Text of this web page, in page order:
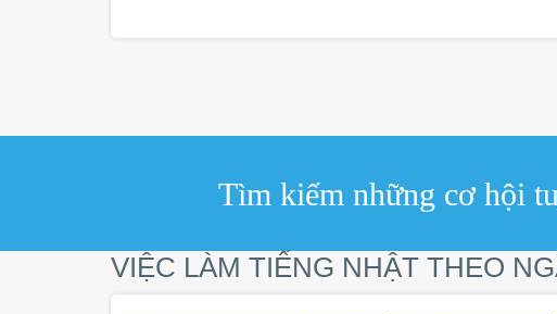
Tìm kiếm những cơ hội
VIỆC LÀM TIẾNG NHẬT THEO